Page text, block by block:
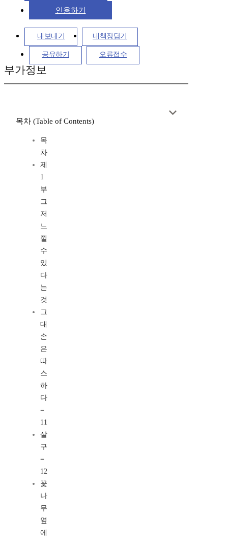
인용하기
내보내기 내책장담기
공유하기 오류접수
부가정보
목차 (Table of Contents)
목
차
제
1
부
그
저
느
낄
수
있
다
는
것
그
대
손
은
따
스
하
다
=
11
살
구
=
12
꽃
나
무
옆
에